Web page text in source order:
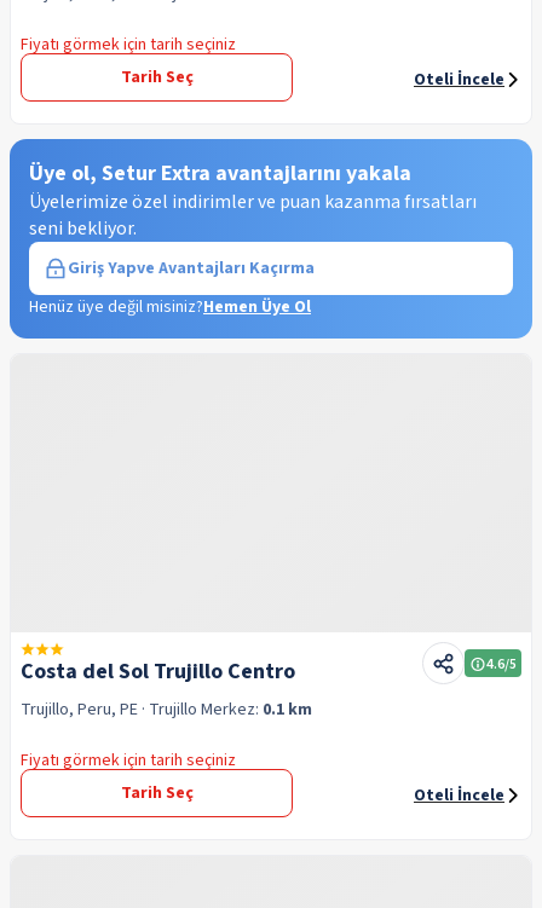
Fiyatı görmek için tarih seçiniz
Tarih Seç
Oteli İncele
Üye ol, Setur Extra avantajlarını yakala
Üyelerimize özel indirimler ve puan kazanma fırsatları
seni bekliyor.
Giriş Yapve Avantajları Kaçırma
Henüz üye değil misiniz?Hemen Üye Ol
Costa del Sol Trujillo Centro 4.6/5
Trujillo, Peru, PE · Trujillo Merkez: 0.1 km
Fiyatı görmek için tarih seçiniz
Tarih Seç
Oteli İncele